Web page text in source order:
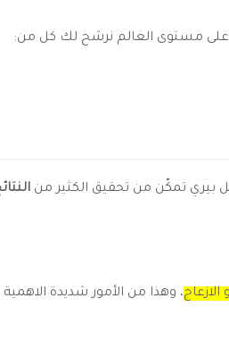
على مستوى العالم نرشح لك كل من:
بيري تمكّن من تحقيق الكثير من
، وهذا من الأمور شديدة